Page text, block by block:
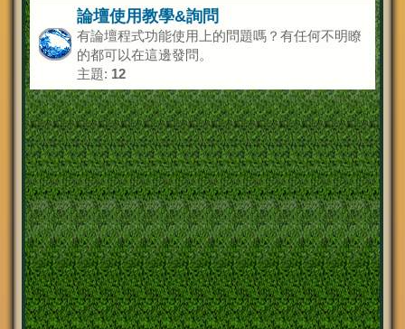
論壇使用教學&詢問
有論壇程式功能使用上的問題嗎？有任何不明瞭
的都可以在這邊發問。
主題: 12